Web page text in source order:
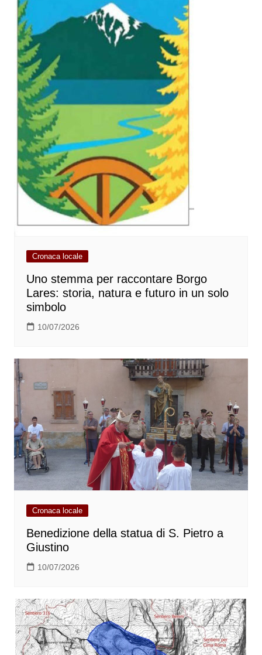
Cronaca locale
Uno stemma per raccontare Borgo
Lares: storia, natura e futuro in un solo
simbolo
10/07/2026
Cronaca locale
Benedizione della statua di S. Pietro a
Giustino
10/07/2026